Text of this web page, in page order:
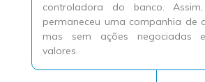
controladora do banco.
permaneceu uma companhia de
mas sem ações negociadas
valores.